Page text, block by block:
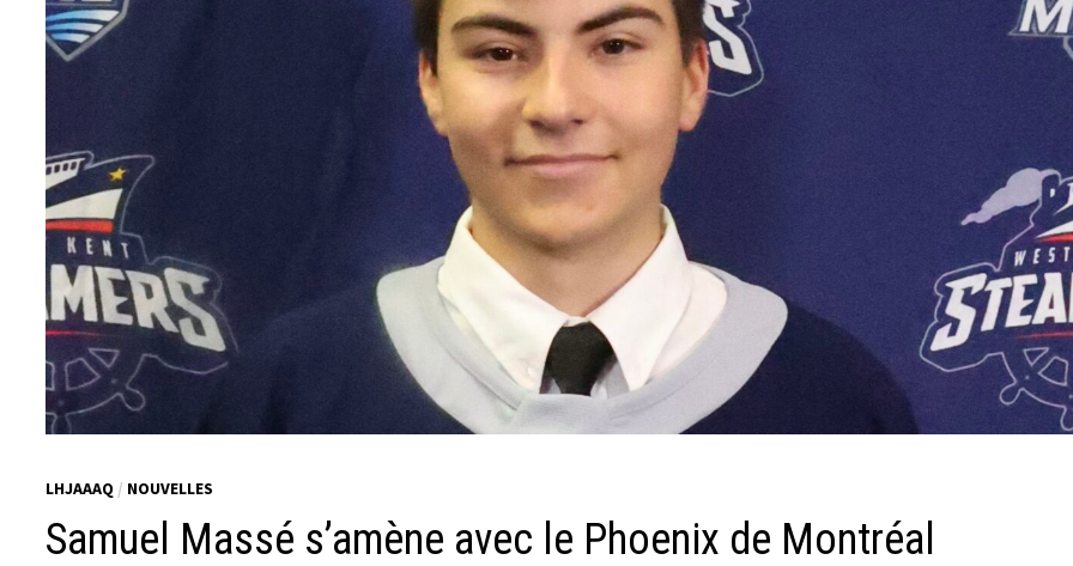
LHJAAAQ / NOUVELLES
Samuel Massé s’amène avec le Phoenix de Montréal